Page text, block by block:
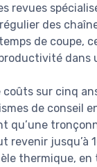
revues
des
de coupe,
dans
coûts sur cinq
de conseil
qu’une
revenir jusqu’à
thermique,